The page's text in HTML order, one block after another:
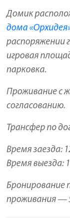
Домик
дома
распоряжении
игровая
парковка.
Проживание с
согласованию.
Трансфер по
Время заезда:
Время выезда:
Бронирование
проживания —